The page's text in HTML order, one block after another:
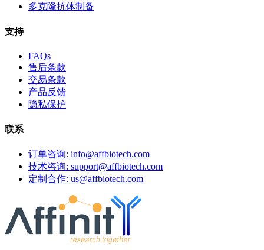
多克隆抗体制备
支持
FAQs
售后条款
交易条款
产品反馈
隐私保护
联系
订单咨询: info@affbiotech.com
技术咨询: support@affbiotech.com
定制合作: us@affbiotech.com